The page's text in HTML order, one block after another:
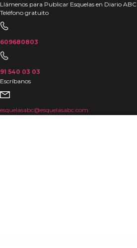
Ir
al
contenido
Llámenos para Publicar Esquelas en Diario ABC
Teléfono gratuito
609680803
91 540 03 03
Escríbanos
esquelasabc@esquelasabc.com